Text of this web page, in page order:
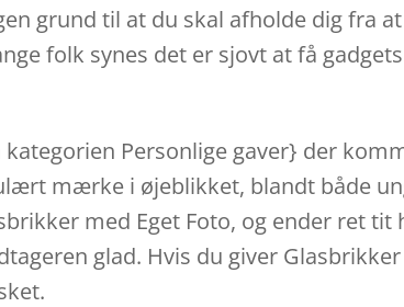
grund til at du skal afholde dig fra
folk synes det er sjovt at få
Personlige gaver} der
mærke i øjeblikket, blandt både
med Eget Foto, og ender ret tit
glad. Hvis du giver